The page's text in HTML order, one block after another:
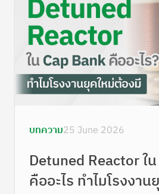
บทความ25 June 2026
Detuned Reactor ใ
คืออะไร ทำไมโรงงา